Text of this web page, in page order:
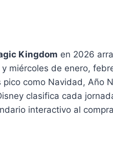
Kingdom en 2026
miércoles de enero,
pico como Navidad, Año
clasifica cada
interactivo al